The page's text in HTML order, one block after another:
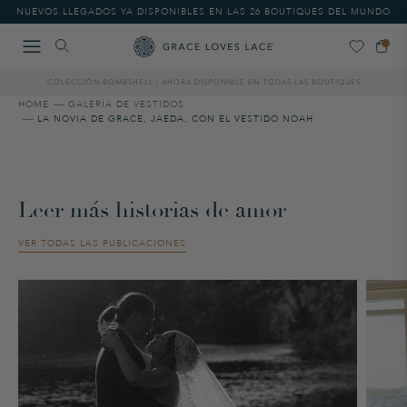
Please
note:
website
accessibility
system.
NUEVOS LLEGADOS YA DISPONIBLES EN LAS 26 BOUTIQUES DEL MUNDO
COLECCIÓN BOMBSHELL | AHORA DISPONIBLE EN TODAS LAS BOUTIQUES
HOME
GALERÍA DE VESTIDOS
LA NOVIA DE GRACE, JAEDA, CON EL VESTIDO NOAH
Leer más historias de amor
VER TODAS LAS PUBLICACIONES